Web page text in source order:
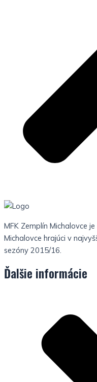
MFK Zemplín Michalovce
Michalovce hrajúci v
sezóny 2015/16.
Ďalšie informácie